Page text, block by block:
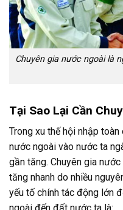
Chuyên gia nước ngoài là
Tại Sao Lại Cần
Trong xu thế hội nhập
nước ngoài vào nước ta
gần tăng. Chuyên gia
tăng nhanh do nhiều
yếu tố chính tác động lớn